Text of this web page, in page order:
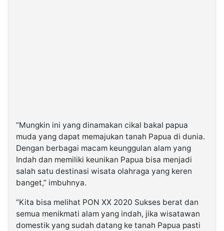
“Mungkin ini yang dinamakan cikal bakal papua
muda yang dapat memajukan tanah Papua di dunia.
Dengan berbagai macam keunggulan alam yang
Indah dan memiliki keunikan Papua bisa menjadi
salah satu destinasi wisata olahraga yang keren
banget,” imbuhnya.
“Kita bisa melihat PON XX 2020 Sukses berat dan
semua menikmati alam yang indah, jika wisatawan
domestik yang sudah datang ke tanah Papua pasti